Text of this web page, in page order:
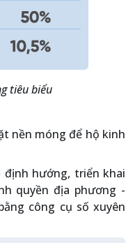
tiêu biểu
nền móng để hộ kinh
định hướng, triển khai
quyền địa phương -
công cụ số xuyên